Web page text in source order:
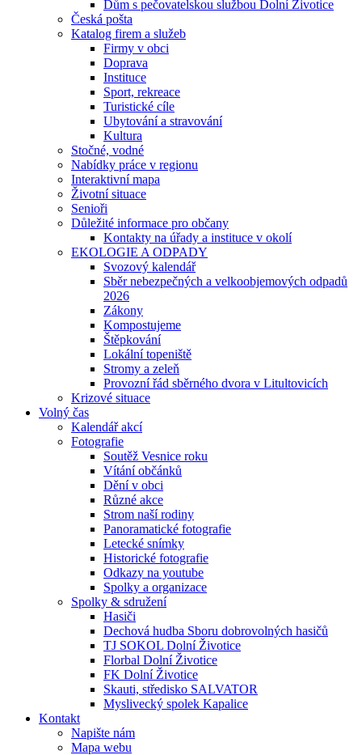
Dům s pečovatelskou službou Dolní Životice
Česká pošta
Katalog firem a služeb
Firmy v obci
Doprava
Instituce
Sport, rekreace
Turistické cíle
Ubytování a stravování
Kultura
Stočné, vodné
Nabídky práce v regionu
Interaktivní mapa
Životní situace
Senioři
Důležité informace pro občany
Kontakty na úřady a instituce v okolí
EKOLOGIE A ODPADY
Svozový kalendář
Sběr nebezpečných a velkoobjemových odpadů
2026
Zákony
Kompostujeme
Štěpkování
Lokální topeniště
Stromy a zeleň
Provozní řád sběrného dvora v Litultovicích
Krizové situace
Volný čas
Kalendář akcí
Fotografie
Soutěž Vesnice roku
Vítání občánků
Dění v obci
Různé akce
Strom naší rodiny
Panoramatické fotografie
Letecké snímky
Historické fotografie
Odkazy na youtube
Spolky a organizace
Spolky & sdružení
Hasiči
Dechová hudba Sboru dobrovolných hasičů
TJ SOKOL Dolní Životice
Florbal Dolní Životice
FK Dolní Životice
Skauti, středisko SALVATOR
Myslivecký spolek Kapalice
Kontakt
Napište nám
Mapa webu